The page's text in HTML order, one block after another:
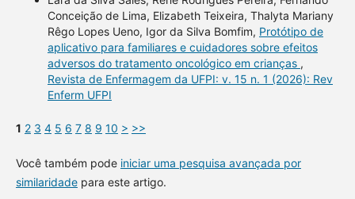
Conceição de Lima, Elizabeth Teixeira, Thalyta Mariany
Rêgo Lopes Ueno, Igor da Silva Bomfim, Protótipo de
aplicativo para familiares e cuidadores sobre efeitos
adversos do tratamento oncológico em crianças ,
Revista de Enfermagem da UFPI: v. 15 n. 1 (2026): Rev
Enferm UFPI
1 2 3 4 5 6 7 8 9 10 > >>
Você também pode iniciar uma pesquisa avançada por
similaridadepara este artigo.